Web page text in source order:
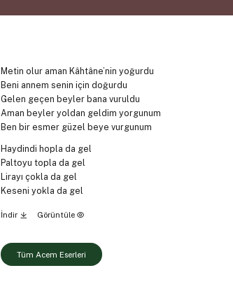
Metin olur aman Kâhtâne’nin yoğurdu
Beni annem senin için doğurdu
Gelen geçen beyler bana vuruldu
Aman beyler yoldan geldim yorgunum
Ben bir esmer güzel beye vurgunum
Haydindi hopla da gel
Paltoyu topla da gel
Lirayı çokla da gel
Keseni yokla da gel
İndir Görüntüle
Tüm Acem Eserleri